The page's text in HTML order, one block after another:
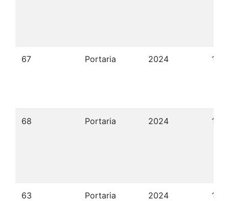
67 Portaria 2024 15/
68 Portaria 2024 15/
63 Portaria 2024 15/